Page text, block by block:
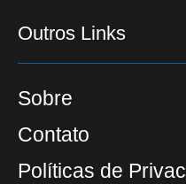
Outros Links
Sobre
Contato
Políticas de